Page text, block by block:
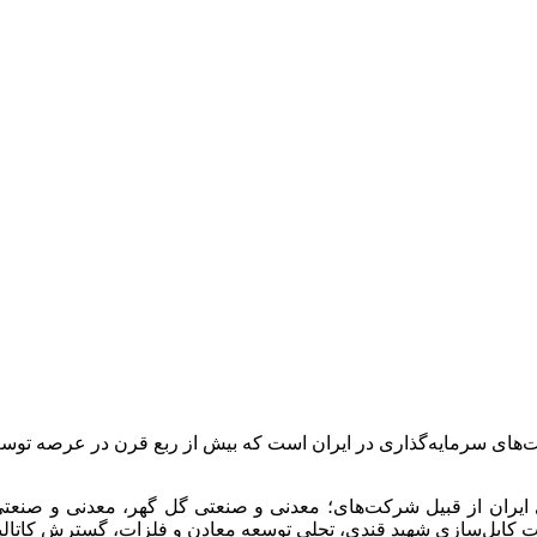
سرمایه‌گذاری در ایران است که بیش از ربع قرن در
از قبیل شرکت‌های؛ معدنی و صنعتی گل گهر، معدنی و
کابل‌سازی شهید قندی، تجلی توسعه معادن و فلزات، گسترش